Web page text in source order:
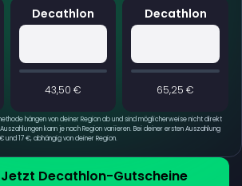
Decathlon-Gutscheine
Decathlon
43,50 €
Decathlon
65,25 €
hängen von deiner Region ab und sind möglicherweise nicht direkt
kann je nach Region variieren. Bei deiner ersten Auszahlung
und 17 €, abhängig von deiner Region.